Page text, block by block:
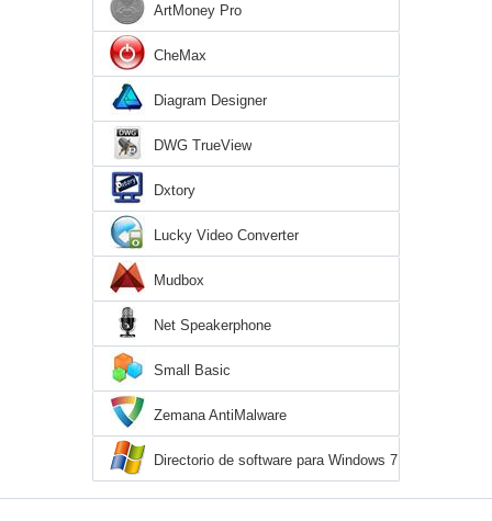
ArtMoney Pro
CheMax
Diagram Designer
DWG TrueView
Dxtory
Lucky Video Converter
Mudbox
Net Speakerphone
Small Basic
Zemana AntiMalware
Directorio de software para Windows 7